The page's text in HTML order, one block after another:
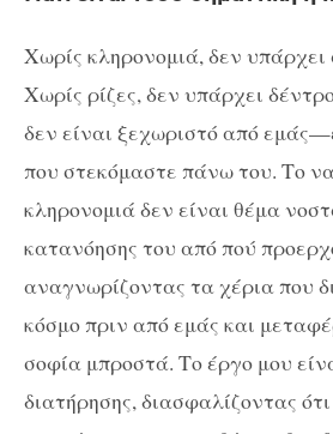
Χωρίς κληρονομιά, δεν υπάρχει
Χωρίς ρίζες, δεν υπάρχει
δεν είναι ξεχωριστό από
που στεκόμαστε πάνω του. Το
κληρονομιά δεν είναι θέμα
κατανόησης του από πού
αναγνωρίζοντας τα χέρια που
κόσμο πριν από εμάς και
σοφία μπροστά. Το έργο μου
διατήρησης, διασφαλίζοντας